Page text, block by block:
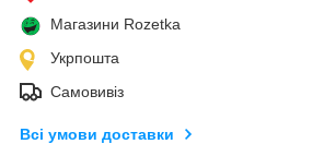
Магазини Rozetka
Укрпошта
Самовивіз
Всі умови доставки